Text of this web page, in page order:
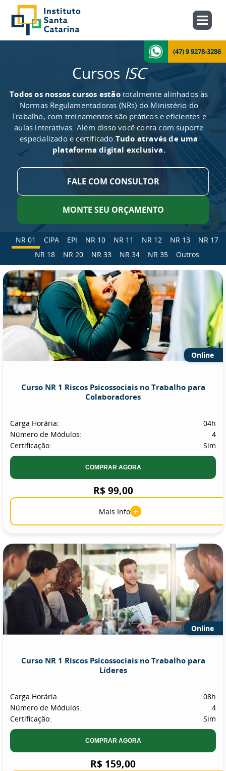
(47) 9 9278-3286
Cursos ISC
Todos os nossos cursos estãototalmente alinhados às
Normas Regulamentadoras (NRs) do Ministério do
Trabalho, com treinamentos são práticos e eficientes e
aulas interativas. Além disso você conta com suporte
especializado e certificado.Tudo através de uma
plataforma digital exclusiva.
FALE COM CONSULTOR
MONTE SEU ORÇAMENTO
NR 01 CIPA EPI NR 10 NR 11 NR 12 NR 13
NR 17
NR 18
NR 20 NR 33 NR 34 NR 35 Outros
Online
Curso NR 1 Riscos Psicossociais no Trabalho para
Colaboradores
Carga Horária:
04h
Número de Módulos:
4
Certificação:
Sim
COMPRAR AGORA
R$ 99,00
Mais Info +
Online
Curso NR 1 Riscos Psicossociais no Trabalho para
Líderes
Carga Horária:
08h
Número de Módulos:
4
Certificação:
Sim
COMPRAR AGORA
R$ 159,00